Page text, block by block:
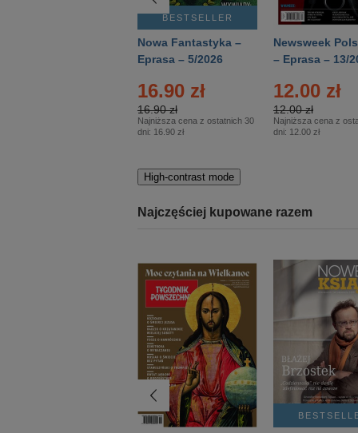
BESTSELLER
Nowa Fantastyka –
Eprasa – 5/2026
16.90 zł
16.90 zł
Najniższa cena z ostatnich 30
dni: 16.90 zł
Newsweek
– Eprasa – 13/
12.00 zł
12.00 zł
Najniższa cena z
dni: 12.00 zł
High-contrast mode
Najczęściej kupowane razem